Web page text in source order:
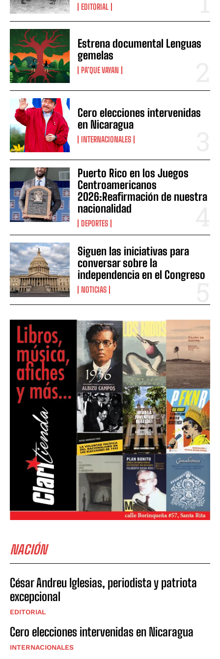
EDITORIAL
Estrena documental Lenguas
gemelas
PA’QUE VAYAN
Cero elecciones intervenidas
en Nicaragua
INTERNACIONALES
Puerto Rico en los Juegos
Centroamericanos
2026:Reafirmación de nuestra
nacionalidad
DEPORTES
Siguen las iniciativas para
conversar sobre la
independencia en el Congreso
NOTICIAS
NACIÓN
César Andreu Iglesias, periodista y patriota
excepcional
EDITORIAL
Cero elecciones intervenidas en Nicaragua
INTERNACIONALES